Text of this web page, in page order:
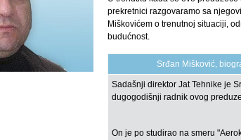
prekretnici razgovaramo sa
Miškovićem o trenutnoj situaciji,
budućnost.
Srđan Mišković,
Sadašnji direktor Jat Tehnike je
dugogodišnji radnik ovog
On je po studirao na smeru